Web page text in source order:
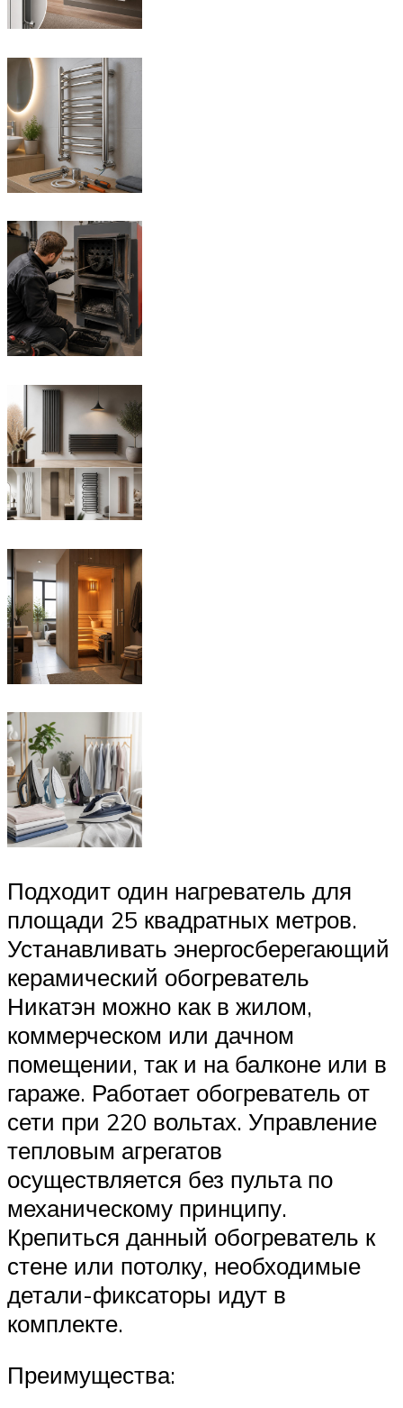
Подходит один нагреватель для
площади 25 квадратных метров.
Устанавливать энергосберегающий
керамический обогреватель
Никатэн можно как в жилом,
коммерческом или дачном
помещении, так и на балконе или в
гараже. Работает обогреватель от
сети при 220 вольтах. Управление
тепловым агрегатов
осуществляется без пульта по
механическому принципу.
Крепиться данный обогреватель к
стене или потолку, необходимые
детали-фиксаторы идут в
комплекте.
Преимущества: